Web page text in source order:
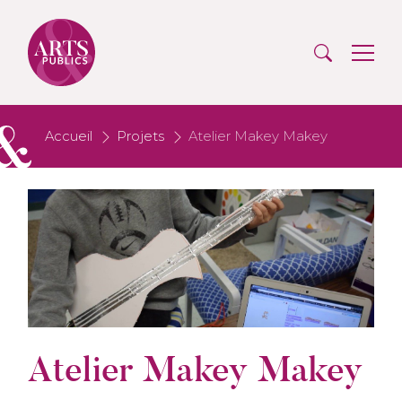
Accueil Projets Atelier Makey Makey
Atelier Makey Makey